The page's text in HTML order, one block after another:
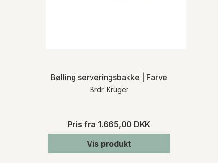
Bølling serveringsbakke | Farve
Brdr. Krüger
Pris fra 1.665,00 DKK
Vis produkt